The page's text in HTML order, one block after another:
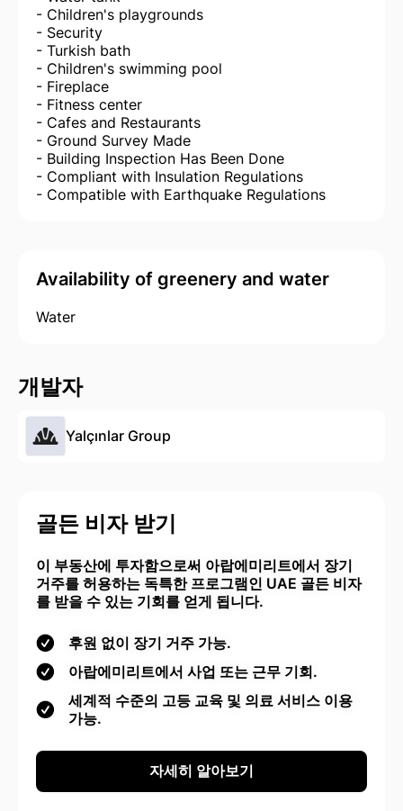
- Children's playgrounds
- Security
- Turkish bath
- Children's swimming pool
- Fireplace
- Fitness center
- Cafes and Restaurants
- Ground Survey Made
- Building Inspection Has Been Done
- Compliant with Insulation Regulations
- Compatible with Earthquake Regulations
Availability of greenery and water
Water
개발자
Yalçınlar Group
골든 비자 받기
이 부동산에 투자함으로써 아랍에미리트에서 장기
거주를 허용하는 독특한 프로그램인 UAE 골든 비자
를 받을 수 있는 기회를 얻게 됩니다.
후원 없이 장기 거주 가능.
아랍에미리트에서 사업 또는 근무 기회.
세계적 수준의 고등 교육 및 의료 서비스 이용
가능.
자세히 알아보기